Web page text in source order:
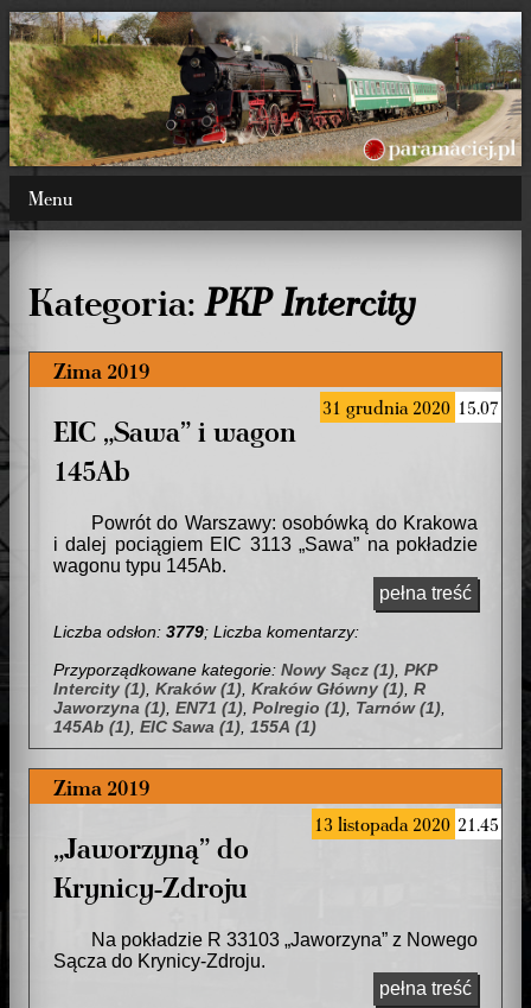
Menu
Kategoria:PKP Intercity
Zima 2019
31 grudnia 2020 15.07
EIC „Sawa” i wagon
145Ab
Powrót do Warszawy: osobówką do Krakowa
i dalej pociągiem EIC 3113 „Sawa” na pokładzie
wagonu typu 145Ab.
pełna treść
Liczba odsłon: 3779; Liczba komentarzy:
Przyporządkowane kategorie: Nowy Sącz (1), PKP
Intercity (1), Kraków (1), Kraków Główny (1), R
Jaworzyna (1), EN71 (1), Polregio (1), Tarnów (1),
145Ab (1), EIC Sawa (1), 155A (1)
Zima 2019
13 listopada 2020 21.45
„Jaworzyną” do
Krynicy-Zdroju
Na pokładzie R 33103 „Jaworzyna” z Nowego
Sącza do Krynicy-Zdroju.
pełna treść